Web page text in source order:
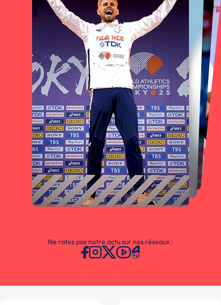
Ne ratez pas notre actu sur nos réseaux :